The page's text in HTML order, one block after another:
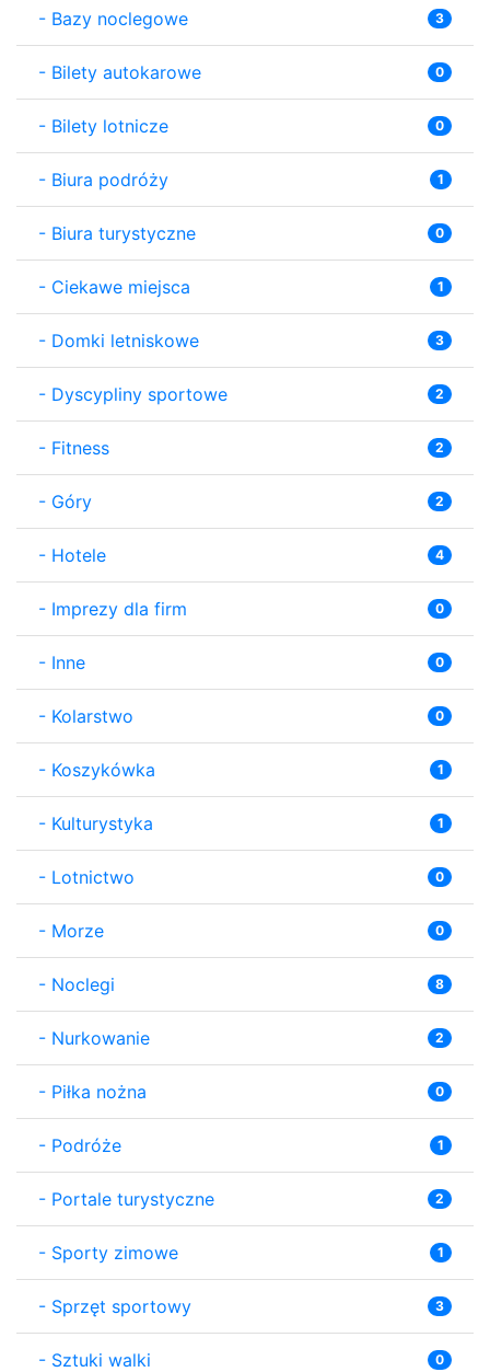
- Bazy noclegowe 3
- Bilety autokarowe 0
- Bilety lotnicze 0
- Biura podróży 1
- Biura turystyczne 0
- Ciekawe miejsca 1
- Domki letniskowe 3
- Dyscypliny sportowe 2
- Fitness 2
- Góry 2
- Hotele 4
- Imprezy dla firm 0
- Inne 0
- Kolarstwo 0
- Koszykówka 1
- Kulturystyka 1
- Lotnictwo 0
- Morze 0
- Noclegi 8
- Nurkowanie 2
- Piłka nożna 0
- Podróże 1
- Portale turystyczne 2
- Sporty zimowe 1
- Sprzęt sportowy 3
- Sztuki walki 0